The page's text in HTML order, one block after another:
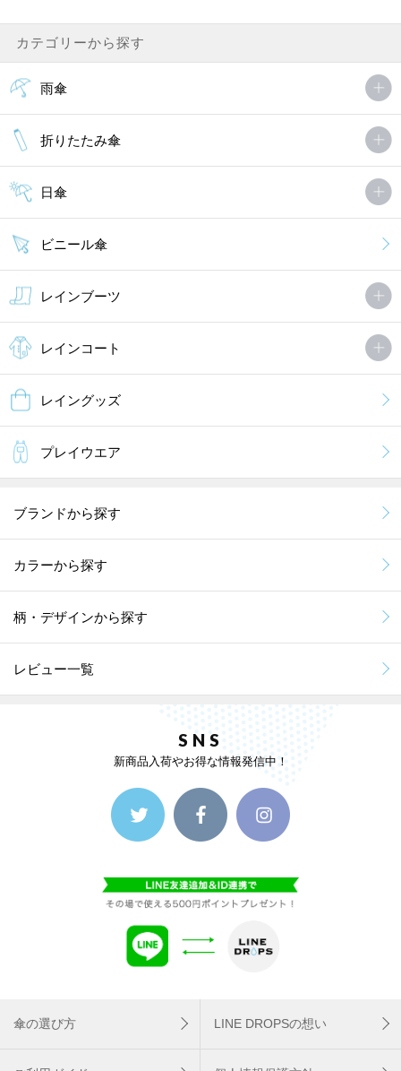
カテゴリーから探す
雨傘
折りたたみ傘
日傘
ビニール傘
レインブーツ
レインコート
レイングッズ
プレイウエア
ブランドから探す
カラーから探す
柄・デザインから探す
レビュー一覧
SNS
新商品入荷やお得な情報発信中！
傘の選び方 LINE DROPSの想い